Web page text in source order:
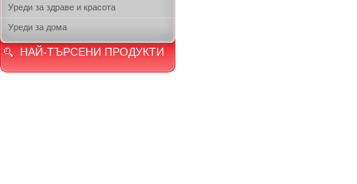
Уреди за здраве и красота
Уреди за дома
НАЙ-ТЪРСЕНИ ПРОДУКТИ